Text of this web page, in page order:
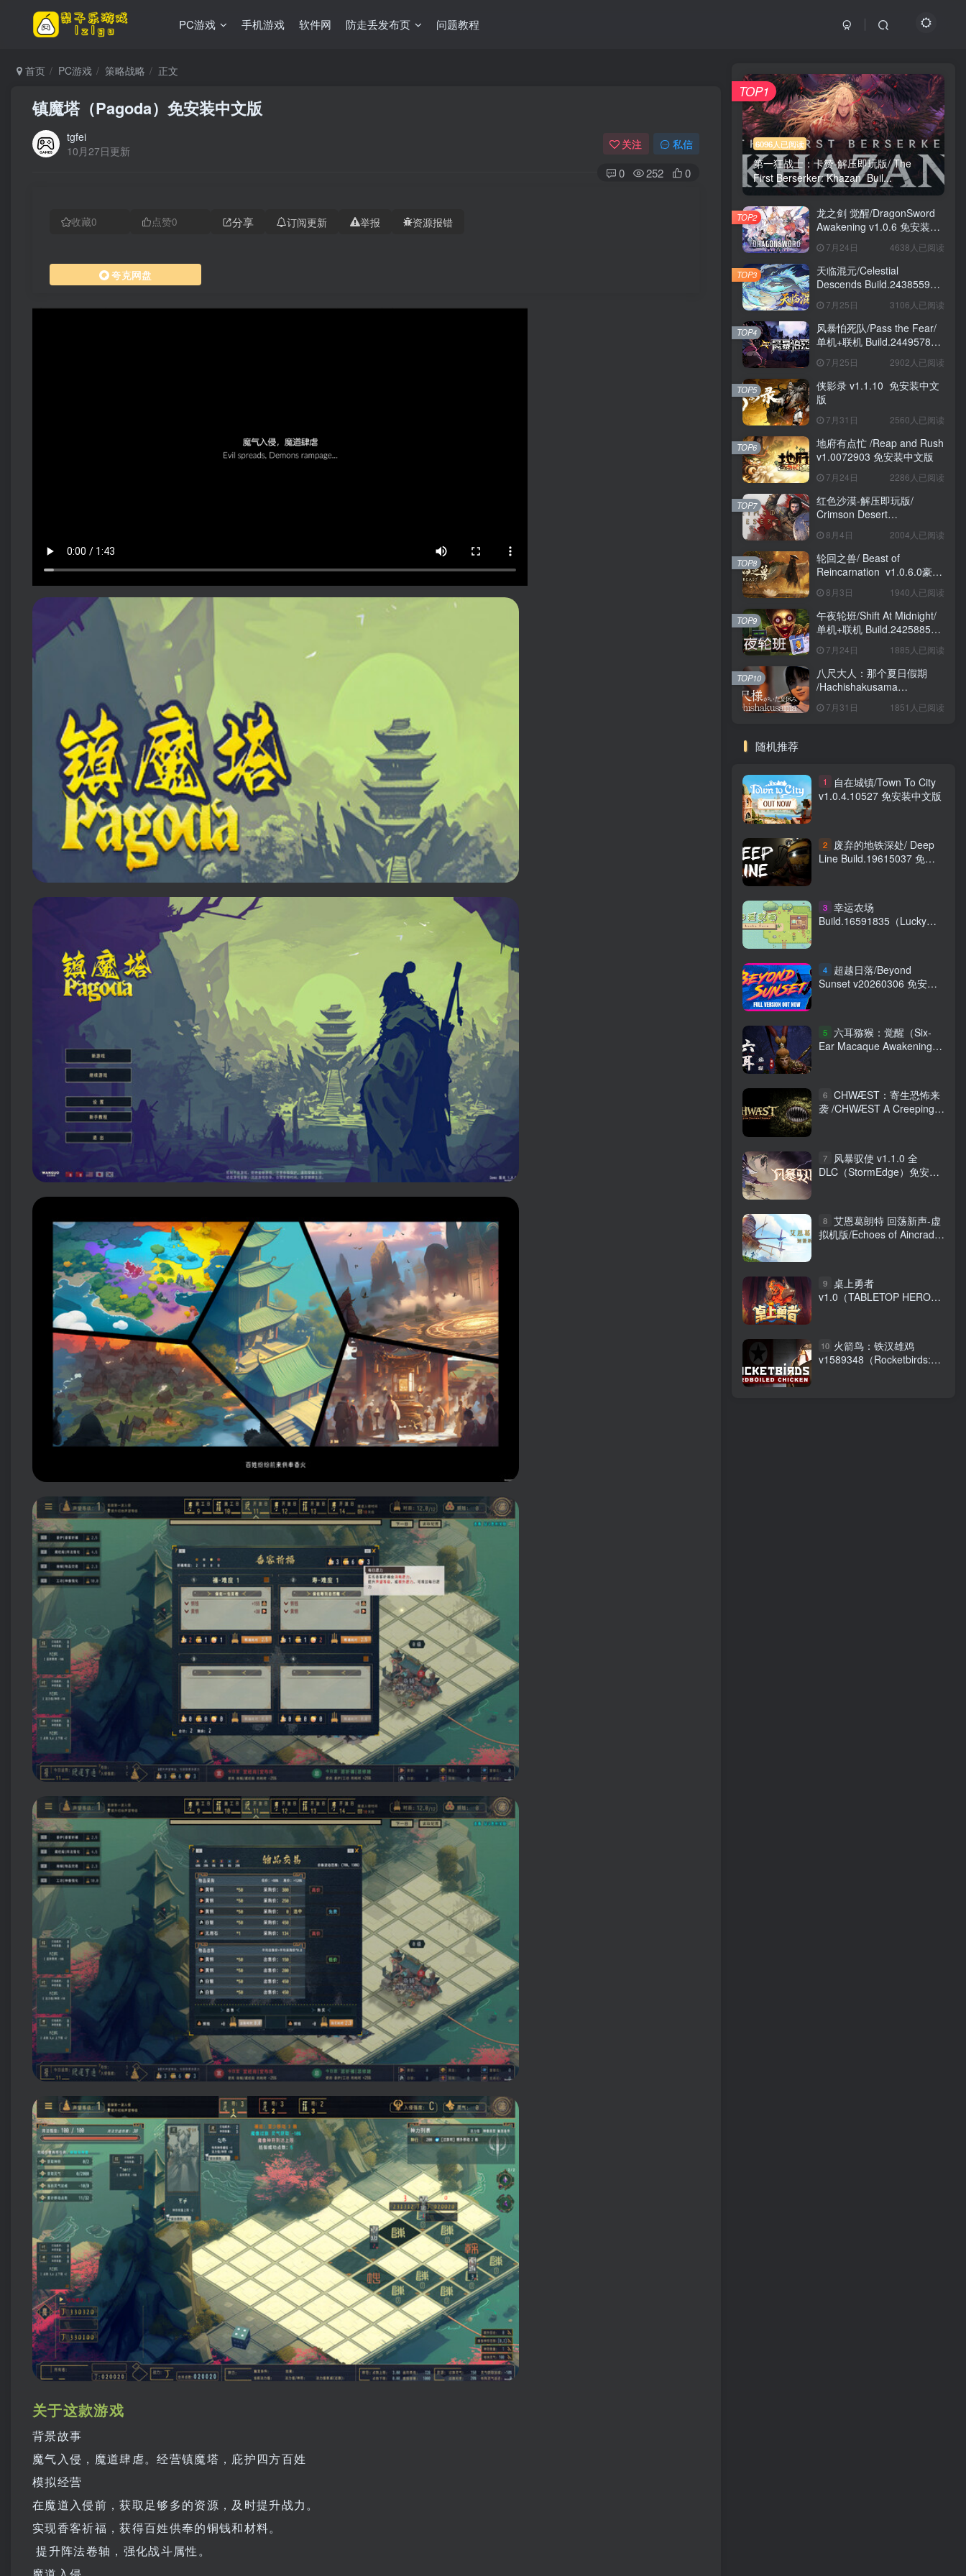
PC游戏 手机游戏 软件网 防走丢发布页 问题教程
首页 PC游戏 策略战略 正文
镇魔塔（Pagoda）免安装中文版
tgfei
10月27日更新
关注 私信
0 252 0
收藏0 点赞0 分享 订阅更新 举报 资源报错
夸克网盘
关于这款游戏
背景故事
魔气入侵，魔道肆虐。经营镇魔塔，庇护四方百姓
模拟经营
在魔道入侵前，获取足够多的资源，及时提升战力。
实现香客祈福，获得百姓供奉的铜钱和材料。
提升阵法卷轴，强化战斗属性。
6096人已阅读
第一狂战士：卡赞-解压即玩版/ The
First Berserker: Khazan Buil...
TOP1
龙之剑 觉醒/DragonSword
Awakening v1.0.6 免安装中
7月24日 4638人已阅读
TOP2
天临混元/Celestial
Descends Build.24385591
7月25日 3106人已阅读
TOP3
风暴怕死队/Pass the Fear/
单机+联机 Build.24495782
7月25日 2902人已阅读
TOP4
侠影录 v1.1.10 免安装中文
版
7月31日 2560人已阅读
TOP5
地府有点忙 /Reap and Rush
v1.0072903 免安装中文版
7月24日 2286人已阅读
TOP6
红色沙漠-解压即玩版/
Crimson Desert
安装中文版
8月4日 2004人已阅读
TOP7
轮回之兽/ Beast of
Reincarnation v1.0.6.0豪华
8月3日 1940人已阅读
TOP8
午夜轮班/Shift At Midnight/
单机+联机 Build.24258857
7月24日 1885人已阅读
TOP9
八尺大人：那个夏日假期
/Hachishakusama
版 7月31日 1851人已阅读
TOP10
随机推荐
1
自在城镇/Town To City
v1.0.4.10527 免安装中文版
2
废弃的地铁深处/ Deep
Line Build.19615037 免安
3 幸运农场
Build.16591835（Lucky
4
超越日落/Beyond
Sunset v20260306 免安装
5 六耳猕猴：觉醒（Six-
Ear Macaque Awakening）
6 CHWÆST：寄生恐怖来
袭 /CHWÆST A Creeping
7
风暴驭使 v1.1.0 全
DLC（StormEdge）免安装
8 艾恩葛朗特 回荡新声-虚
拟机版/Echoes of Aincrad
9 桌上勇者
v1.0（TABLETOP HERO）
10 火箭鸟：铁汉雄鸡
v1589348（Rocketbirds: